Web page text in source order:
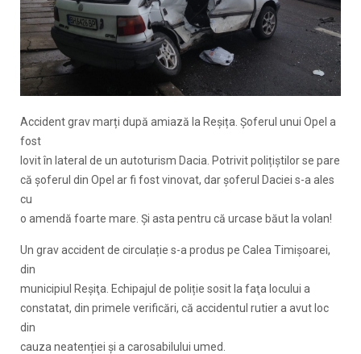
Accident grav marți după amiază la Reșița. Șoferul unui Opel a
fost
lovit în lateral de un autoturism Dacia. Potrivit polițiștilor se pare
că șoferul din Opel ar fi fost vinovat, dar șoferul Daciei s-a ales
cu
o amendă foarte mare. Și asta pentru că urcase băut la volan!
Un grav accident de circulație s-a produs pe Calea Timișoarei,
din
municipiul Reşiţa. Echipajul de poliție sosit la faţa locului a
constatat, din primele verificări, că accidentul rutier a avut loc
din
cauza neatenției şi a carosabilului umed.